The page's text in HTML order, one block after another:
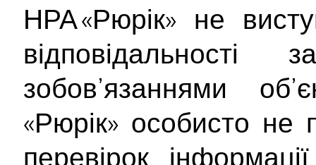
НРА «Рюрік» не
зобов’язаннями
«Рюрік» особисто не
перевірок